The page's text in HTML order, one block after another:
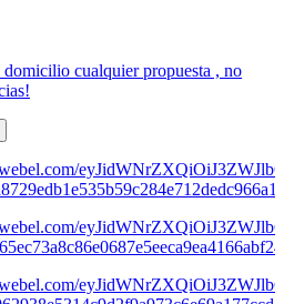
domicilio cualquier propuesta , no